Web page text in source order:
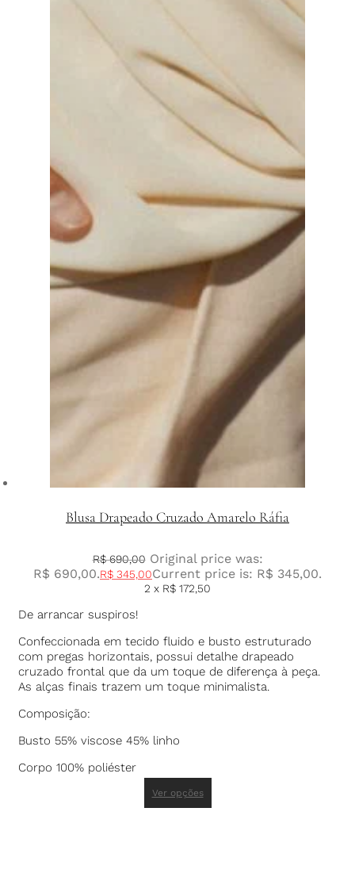
Blusa Drapeado Cruzado Amarelo Ráfia
R$690,00 Original price was:
R$ 690,00.R$ 345,00Current price is: R$ 345,00.
2 x R$ 172,50
De arrancar suspiros!
Confeccionada em tecido fluido e busto estruturado
com pregas horizontais, possui detalhe drapeado
cruzado frontal que da um toque de diferença à peça.
As alças finais trazem um toque minimalista.
Composição:
Busto 55% viscose 45% linho
Corpo 100% poliéster
Ver opções